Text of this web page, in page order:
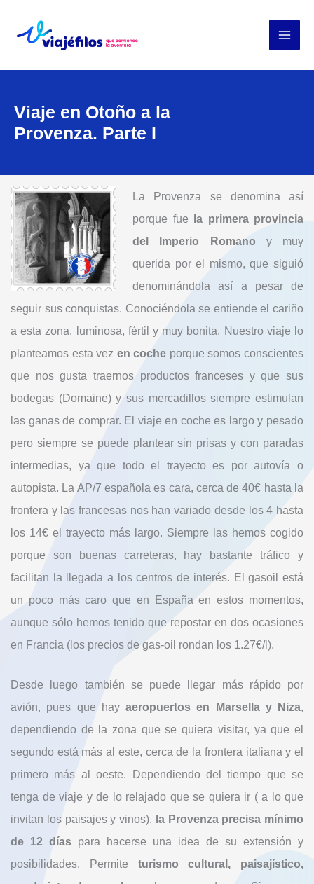
Viaje en Otoño a la
Provenza. Parte I
La Provenza se denomina así
porque fue
la primera provincia
del Imperio Romano y muy
querida por el mismo, que siguió
denominándola así a pesar de
seguir sus conquistas. Conociéndola se entiende el cariño
a esta zona, luminosa, fértil y muy bonita. Nuestro viaje lo
planteamos esta vez en coche porque somos conscientes
que nos gusta traernos productos franceses y que sus
bodegas (Domaine) y sus mercadillos siempre estimulan
las ganas de comprar. El viaje en coche es largo y pesado
pero siempre se puede plantear sin prisas y con paradas
intermedias, ya que todo el trayecto es por autovía o
autopista. La AP/7 española es cara, cerca de 40€ hasta la
frontera y las francesas nos han variado desde los 4 hasta
los 14€ el trayecto más largo. Siempre las hemos cogido
porque son buenas carreteras, hay bastante tráfico y
facilitan la llegada a los centros de interés. El gasoil está
un poco más caro que en España en estos momentos,
aunque sólo hemos tenido que repostar en dos ocasiones
en Francia (los precios de gas-oil rondan los 1.27€/l).
Desde luego también se puede llegar más rápido por
avión, pues que hay aeropuertos en Marsella y Niza,
dependiendo de la zona que se quiera visitar, ya que el
segundo está más al este, cerca de la frontera italiana y el
primero más al oeste. Dependiendo del tiempo que se
tenga de viaje y de lo relajado que se quiera ir ( a lo que
invitan los paisajes y vinos), la Provenza precisa mínimo
de 12 días para hacerse una idea de su extensión y
posibilidades. Permite turismo cultural, paisajístico,